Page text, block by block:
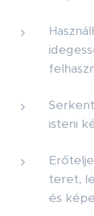
isteni
teret,
és